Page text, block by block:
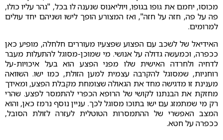
מכוסו, יחמם את גופו בגופו, ויוליאנוס שנענה לו בכל, "גהר עליו כולו,
פה על פה, חזה על חזה", ואז המצורע הופך לישו ושניהם יחד עולים
למרומים.
האידיאל של לשכב עם הפצוע שפצעיו מעוררים חלחלה, מופיע כאן
ככפרה, וכמעשה גדולה על אנושי. מי שמוכן-מסוגל להתעלות מעבר
לדחיה ולחרדה האישית שלו מפני הפצע הוא בעל איכויות-על
רוחניות, שמסוגל להקרבה עצמית למען הזולת, כמו ישו. השוואה
מענינת זו מדגישה מחד את הגאולה שצומחת מקבלת הפצע, ומאידך
מחזקת את הבנתנו לקושי של הרופא הכפרי להתמסר לפצע. שהרי
רק מי שמתמזג עם ישו בתוכו מסוגל לכך. עניין נוסף נרמז כאן, והוא
המצב האפשרי של ההתמסרות הטוטלית לעזרה לזולת הסובל,
ככפרה על חטא.